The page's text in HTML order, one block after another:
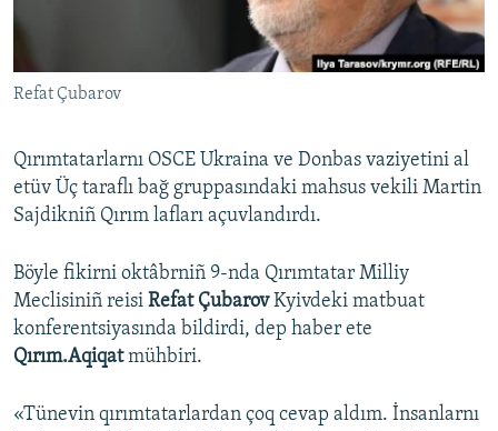
Українською
Refat Çubarov
Qırımtatarlarnı OSCE Ukraina ve Donbas vaziyetini al
etüv Üç taraflı bağ gruppasındaki mahsus vekili Martin
Sajdikniñ Qırım lafları açuvlandırdı.
Böyle fikirni oktâbrniñ 9-nda Qırımtatar Milliy
Meclisiniñ reisi Refat ÇubarovKyivdeki matbuat
konferentsiyasında bildirdi, dep haber ete
Qırım.Aqiqatmühbiri.
«Tünevin qırımtatarlardan çoq cevap aldım. İnsanlarnı